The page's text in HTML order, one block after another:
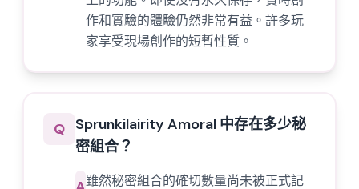
作和實驗的體驗仍然非常有益。許多玩
家享受現場創作的短暫性質。
Q Sprunkilairity Amoral 中存在多少秘
密組合？
雖然秘密組合的確切數量尚未被正式記